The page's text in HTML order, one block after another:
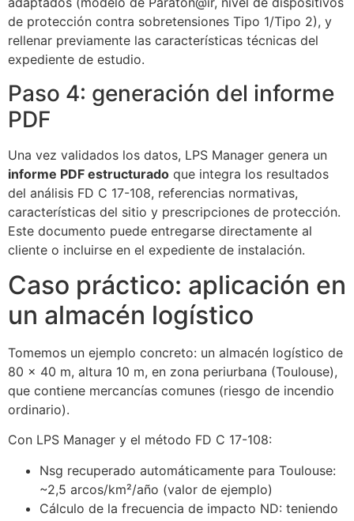
de protección contra sobretensiones Tipo 1/Tipo 2), y
rellenar previamente las características técnicas del
expediente de estudio.
Paso 4: generación del informe
PDF
Una vez validados los datos, LPS Manager genera un
informe PDF estructurado que integra los resultados
del análisis FD C 17-108, referencias normativas,
características del sitio y prescripciones de protección.
Este documento puede entregarse directamente al
cliente o incluirse en el expediente de instalación.
Caso práctico: aplicación en
un almacén logístico
Tomemos un ejemplo concreto: un almacén logístico de
80 x 40 m, altura 10 m, en zona periurbana (Toulouse),
que contiene mercancías comunes (riesgo de incendio
ordinario).
Con LPS Manager y el método FD C 17-108:
Nsg recuperado automáticamente para Toulouse:
~2,5 arcos/km²/año (valor de ejemplo)
Cálculo de la frecuencia de impacto ND: teniendo